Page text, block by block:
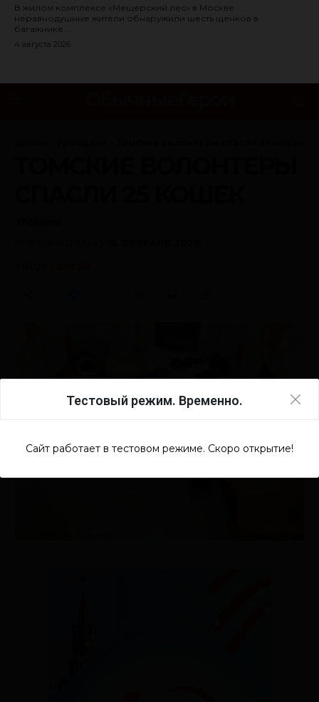
Тестовый режим. Временно.
Сайт работает в тестовом режиме. Скоро открытие!
В жилом комплексе «Мещерский лес» в Москве
неравнодушные жители обнаружили шесть щенков в
багажнике...
4 августа 2026